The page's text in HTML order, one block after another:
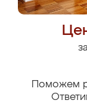
за
Поможем